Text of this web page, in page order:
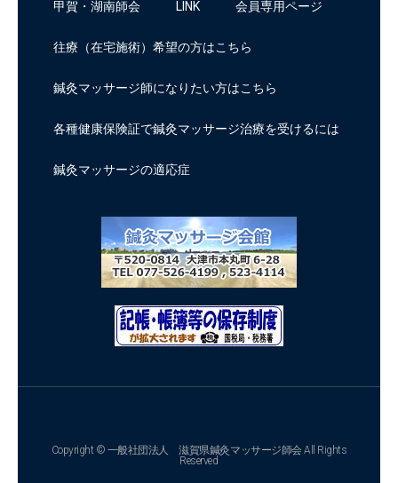
甲賀・湖南師会 LINK 会員専用ページ
往療（在宅施術）希望の方はこちら
鍼灸マッサージ師になりたい方はこちら
各種健康保険証で鍼灸マッサージ治療を受けるには
鍼灸マッサージの適応症
Copyright © 一般社団法人 滋賀県鍼灸マッサージ師会 All Rights
Reserved